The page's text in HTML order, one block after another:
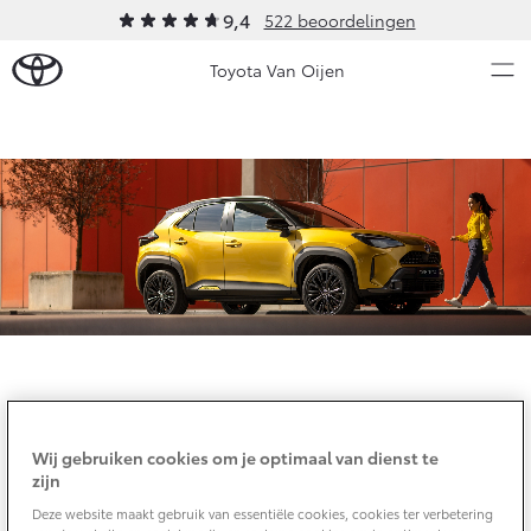
9,4 522 beoordelingen
Toyota Van Oijen
Ons bedrijf
Ons bedrijf
Historie
Klantbeoordelingen
Modellen
Aygo X
HYBRIDE
Vanaf € 23.750,-
Yaris
HYBRIDE
Occasions
Diensten Verplicht bij een (auto)financiering
Wij gebruiken cookies om je optimaal van dienst te
zijn
Deze website maakt gebruik van essentiële cookies, cookies ter verbetering